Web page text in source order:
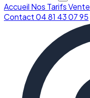
Accueil Nos TarifsVente
Contact04 81 43 07 95